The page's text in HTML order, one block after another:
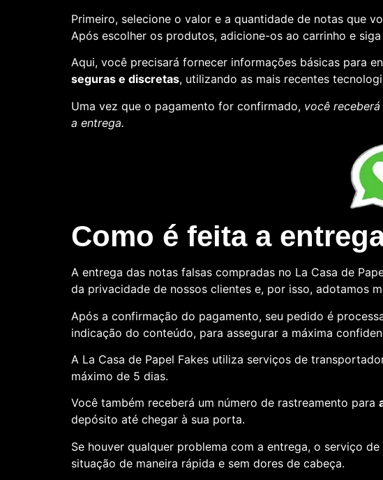
Primeiro, selecione o valor e a quantidade de notas que
Após escolher os produtos, adicione-os ao carrinho e
Aqui, você precisará fornecer informações básicas para
seguras e discretas, utilizando as mais recentes
Uma vez que o pagamento for confirmado, você
a entrega.
Como é feita a
A entrega das notas falsas compradas no La Casa de
da privacidade de nossos clientes e, por isso, adotamos
Após a confirmação do pagamento, seu pedido é
indicação do conteúdo, para assegurar a máxima
A La Casa de Papel Fakes utiliza serviços de
máximo de 5 dias.
Você também receberá um número de rastreamento para
depósito até chegar à sua porta.
Se houver qualquer problema com a entrega, o serviço
situação de maneira rápida e sem dores de cabeça.